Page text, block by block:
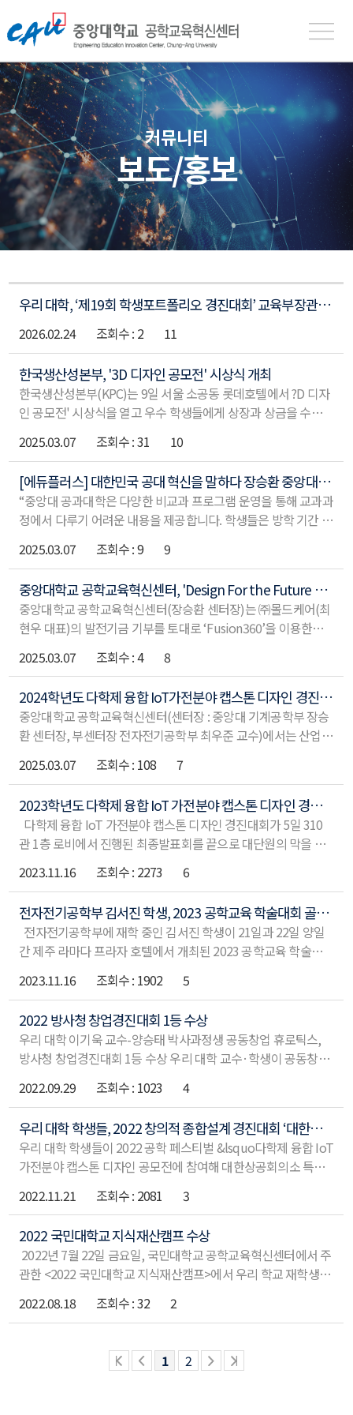
중
앙
대
학
교
공
학
교
육
혁
신
센
터
커뮤니티
보도/홍보
시
판
목
록
11
우리 대학, ‘제19회 학생포트폴리오 경진대회’ 교육부장관상 포함 4관왕 달성!
2026.02.24 2
10
한국생산성본부, '3D 디자인 공모전' 시상식 개최
한국생산성본부(KPC)는 9일 서울 소공동 롯데호텔에서 ?D 디자
인 공모전' 시상식을 열고 우수 학생들에게 상장과 상금을 수여했
다고 10일 밝혔다. CAD실무능력평가(CAT) 시험 등 다양한 자격
시험제도를 주관·시행하고 있는 KPC는 지난해 10~12월 진행된
려하고 축하하기 위해 시상식을 마련했다. 이번 시상식에서는 수
상자들이 직접 자신들의 작품을 소개하는 시간도 가졌다. 산업
부 장관상은 '이동형 전기차 화재 방재 시스템'을 기획한 중앙대
학교 불끄레인저 팀(김재준, 김세진, 송현석), '다리-바퀴 가변형
기반 크기변환 로봇'을 기획한 국립금오공과대학교 3K파워 팀
(김범석, 김재원, 김성민), '공유충전소, 선 셰어링(Sun
Sharing)'을 기획한 하안초등학교 6학년 한태경 군이 수상했다.
박재영 KPC 부회장은 "젊은 핵심 인재들이 미래차, 로봇 등 미래
2025.03.07 31
9
[에듀플러스] 대한민국 공대 혁신을 말하다 장승환 중앙대 공대학장 "다양한 비교과과정 차별점...공학계열 사업 수주로 학생 교육 질 높여"
“중앙대 공과대학은 다양한 비교과 프로그램 운영을 통해 교과과
정에서 다루기 어려운 내용을 제공합니다. 학생들은 방학 기간 실
습 교육을 통해 신기술을 직접 실습해보면서 이론과 전공 교육만
으로 다루기 힘든 부분을 배워나갑니다.” 장승환 중앙대 공과대
대 공학계열은 공과대학, 창의ICT 공과대학, 소프트웨어대학 3
개 단과대에 14개 학부(과)가 소속돼 있다. 이 중 기계공학, 화학
공학, 건축공학, 사회기반시스템공학, 첨단소재공학, 전자전기공
학, 컴퓨터공학은 공학인증 프로그램으로 운영한다. 공학인증 프
로그램과 별도로 다양한 실험실습 과정과 LINC 사업을 통한 인턴
십 및 산학협력 프로그램을 제공한다. 중앙대가 내세우는 공학교
육의 차별점은 다양한 비교과 과정이다. 대표적인 프로그램으로
는 Fusion360과 자율주행 모형차량 경진대회 등이 있다.
Fusion360은 소프트웨어(SW) 명칭이다. 방학 동안 설계 SW의
사용법
2025.03.07 9
8
중앙대학교 공학교육혁신센터, 'Design For the Future 공모전' 시상식 및 (주)몰드케어 발전기금 전달식 성료
중앙대학교 공학교육혁신센터(장승환 센터장)는 ㈜몰드케어(최
현우 대표)의 발전기금 기부를 토대로 ‘Fusion360’을 이용한
‘Design for the Future 공모전’을 진행하고 장학금을 지급했다
고 밝혔다. ‘Design for the Future 공모전’은 공학적 아이디어
작품에 컨설팅을 제공하는 공모전이다. 특히 공모전 참가자를 위
해 ㈜엠듀에서 ‘Fusion 360’ 활용법 교육 프로그램을 지원했다.
공모전에서 수상한 대상 1팀, 최우수상 2팀, 우수상 3팀에게는 각
각 장학금이 지급됐으며, 시상식에 이어 ㈜몰드케어 발전기금 전
달식도 함께 개최됐다. 시상식에는 장승환 공학교육혁신센터장
(공과대학장), 최우준 부센터장(전자전기공학부 교수), 김석민
기계공학부 학부장, 최현우 ㈜몰드케어 대표, 김성현 이사와 주
요 인사들이 참석한 가운데 진행됐다.
2025.03.07 4
7
2024학년도 다학제 융합 IoT가전분야 캡스톤 디자인 경진대회 성료
중앙대학교 공학교육혁신센터(센터장 : 중앙대 기계공학부 장승
환 센터장, 부센터장 전자전기공학부 최우준 교수)에서는 산업통
상자원부와 한국산업기술진흥원이 지원하는 '창의융합형 공학
인재 양성지원사업'의 일환으로, IoT가전 및 공학 관련 주제의 작
톤디자인 경진대회』를 운영하였다. 중앙대학교 공학교육혁신
센터가 주관한 2024 다학제 융합 IoT가전분야 캡스톤디자인 경
진대회 최종 시상식을 끝으로 지난 10월 2일 마무리되었고, 최종
발표회 및 시상식에는 중앙대학교 공학계열 대학장이신 공과대
학 장승환 학장(센터장 겸임), 창의ICT공과대학 백광현 학장, 소
프트웨어대학 이찬근 학장, 심사에 참여한 산업체 관계자 및 공학
교육혁신센터 연구원, 경진대회 참여 학생 등 120명이 참여하였
다. 중앙대학교 공학교육혁신센터 장승환 센터장은 &ldquo캡스
톤디자인이라는 교육 컨텐츠가 국내에 처음 도입된 20여년전에
중앙대학
2025.03.07 108
6
2023학년도 다학제 융합 IoT 가전분야 캡스톤 디자인 경진대회 성료
관 1층 로비에서 진행된 최종발표회를 끝으로 대단원의 막을 내
원을 받아 공학교육혁신센터가 주최하는 창의융합형 공학인재
더믹으로 인해 4년 만에 오프라인 발표회가 열리게 됐다. 이번
행사에는 ▲㈜Pump 송봉수 팀장 ▲산업통상자원부 김영규 팀
장이 참석해 ▲김호성 명예교수 ▲조성욱 명예교수 ▲최영 명예
교수 ▲김석민 교수(공학교육혁신센터 사무국장)와 함께 심사를
에 대한 전시와 평가가 진행됐다. 참가자들은 심사위원단에 자신
들이 제작한 작품을 시연하고 설명하는 시간을 가졌다. 심사위
원 총평을
2023.11.16 2273
5
전자전기공학부 김서진 학생, 2023 공학교육 학술대회 골드칼라 공학도상 수상
간 제주 라마다 프라자 호텔에서 개최된 2023 공학교육 학술대회
에서 &lsquo골드칼라 공학도상&rsquo을 수상했다. &lsquo골
드칼라(Gold Collar) 공학도상&rsquo은 공학적 전문성에 더해
환경에 대한 기본적 이해 ▲사회·문화적 공통 관심사에 대한 이
해 ▲세계 문화에 대한 이해 ▲국제적인 협업능력을 갖춘 공학도
에게 수여되는 상이다. 공학교육 학술대회를 주최한 한국공학
교육학회는 국내 공학계열 대학의 학과·학부 재학생 중 각 대학
공과대학장과 공학교육혁신센터장, 기타 기관장 추천을 받은 학
생들을 대상으로 수상자를 선정했다. 이날 학술대회를 통해 김서
진 학생을 비롯한 최종 13인에게 골드칼라 공학도상이 주어졌다
2023.11.16 1902
4
2022 방사청 창업경진대회 1등 수상
우리 대학 이기욱 교수-양승태 박사과정생 공동창업 휴로틱스,
방사청 창업경진대회 1등 수상 우리 대학 교수·학생이 공동창업
한 스타트업 휴로틱스가 방위사업청이 주관한 창업경진대회에서
1등을 차지하며 기술력과 시장성을 인정받는 성과를 거뒀다. 기
고 있는 주식회사 휴로틱스가 최근 방위사업청이 국방과학기술
대제전을 통해 개최한 &lsquo2022년 국방기술을 활용한 창업경
진대회&rsquo에 참가해 최우수상을 수상했다. 방사청의 창업
경진대회는 창업에 적합한 국방기술을 발굴하는 등 다양한 시각
으로 국방기술 활용방안을 모색하기 위해 열리는 대회다. 일반부
와 학생부로 나뉘어 진행됐으며, 휴로틱스는 일반부에서 가장 좋
은 성적을 냈다. 휴로틱스는 이번 대회에 재활치료 보조 로봇으
로 불리는 의료용 소프트 웨어러블 로봇슈트를 출품했다. 이들이
만든 로봇슈트는
2022.09.29 1023
3
우리 대학 학생들, 2022 창의적 종합설계 경진대회 ‘대한상공회의소 특별상’ 수상
우리 대학 학생들이 2022 공학 페스티벌 &lsquo다학제 융합 IoT
가전분야 캡스톤 디자인 공모전에 참여해 대한상공회의소 특별
10일과 11일 이틀에 걸쳐 일산 킨텍스 제2전시장에서 진행됐다.
학교육혁신협의회가 주관하는 공학 페스티벌은 올해 11주년을
맞이한 행사다. 전국 공학교육혁신센터가 한자리에 모여 공학교
육 관련 성과를 확인하는 자리로 학부생이 제작한 시제품 경진대
회 등을 통해 청년 공학도들의 창의적인 아이디어도 공유한다. 올
전반의 전문가 토론 프로그램 E콜로키움 ▲공학 퀴즈쇼 등이 진
2022.11.21 2081
2
2022 국민대학교 지식재산캠프 수상
2022년 7월 22일 금요일, 국민대학교 공학교육혁신센터에서 주
관한 <2022 국민대학교 지식재산캠프>에서 우리 학교 재학생이
은상을 수상하였다. 지식재산캠프는 참여 학생들의 아이디어
창출과 특허정보검색 교육을 통한 창의성 함양과 선행기술조사
서 작성과 명세서 작성 방법, 온라인 전차출원 프로세스 실습으로
지식재산권 창출 능력을 배양할 수 있도록 실시되었다. 공학교
2022.08.18 32
1 2